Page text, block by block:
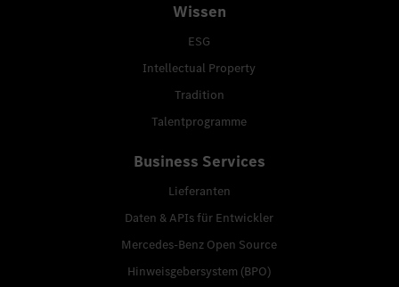
Wissen
ESG
Intellectual Property
Tradition
Talentprogramme
Business Services
Lieferanten
Daten & APIs für Entwickler
Mercedes-Benz Open Source
Hinweisgebersystem (BPO)